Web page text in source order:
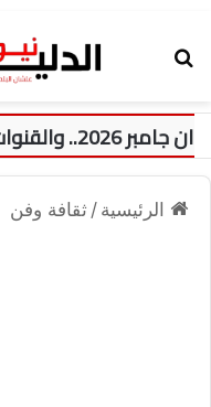
الرئيسية / ثقافة وفن